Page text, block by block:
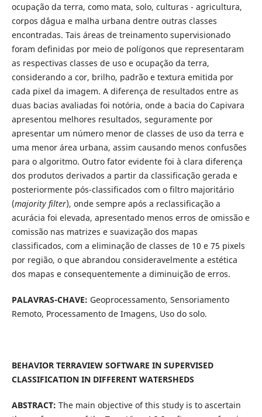
ocupação da terra, como mata, solo, culturas - agricultura,
corpos d´água e malha urbana dentre outras classes
encontradas. Tais áreas de treinamento supervisionado
foram definidas por meio de polígonos que representaram
as respectivas classes de uso e ocupação da terra,
considerando a cor, brilho, padrão e textura emitida por
cada pixel da imagem. A diferença de resultados entre as
duas bacias avaliadas foi notória, onde a bacia do Capivara
apresentou melhores resultados, seguramente por
apresentar um número menor de classes de uso da terra e
uma menor área urbana, assim causando menos confusões
para o algoritmo. Outro fator evidente foi à clara diferença
dos produtos derivados a partir da classificação gerada e
posteriormente pós-classificados com o filtro majoritário
(majority filter), onde sempre após a reclassificação a
acurácia foi elevada, apresentado menos erros de omissão e
comissão nas matrizes e suavização dos mapas
classificados, com a eliminação de classes de 10 e 75 pixels
por região, o que abrandou consideravelmente a estética
dos mapas e consequentemente a diminuição de erros.
PALAVRAS-CHAVE: Geoprocessamento, Sensoriamento
Remoto, Processamento de Imagens, Uso do solo.
BEHAVIOR TERRAVIEW SOFTWARE IN SUPERVISED
CLASSIFICATION IN DIFFERENT WATERSHEDS
ABSTRACT: The main objective of this study is to ascertain